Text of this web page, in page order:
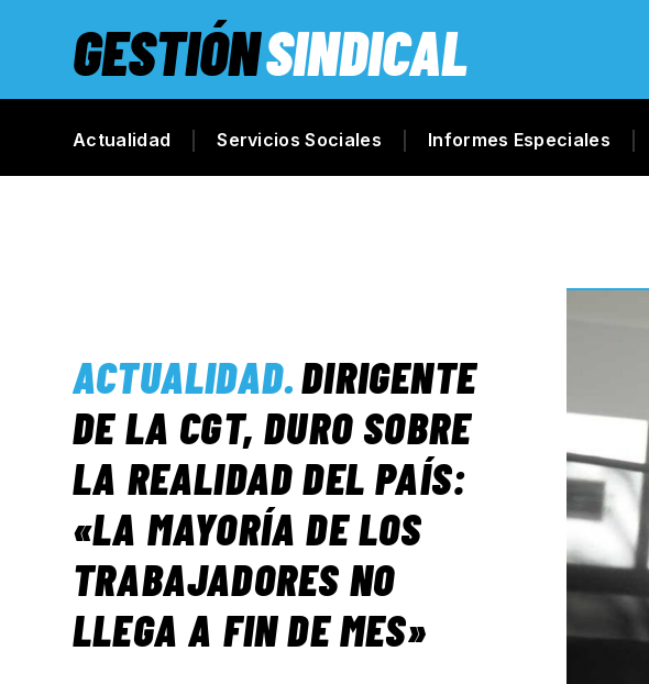
GESTIÓNSINDICAL
Actualidad Servicios Sociales Informes Especiales
ACTUALIDAD.DIRIGENTE
DE LA CGT, DURO SOBRE
LA REALIDAD DEL PAÍS:
«LA MAYORÍA DE LOS
TRABAJADORES NO
LLEGA A FIN DE MES»